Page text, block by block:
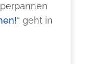
“ geht in